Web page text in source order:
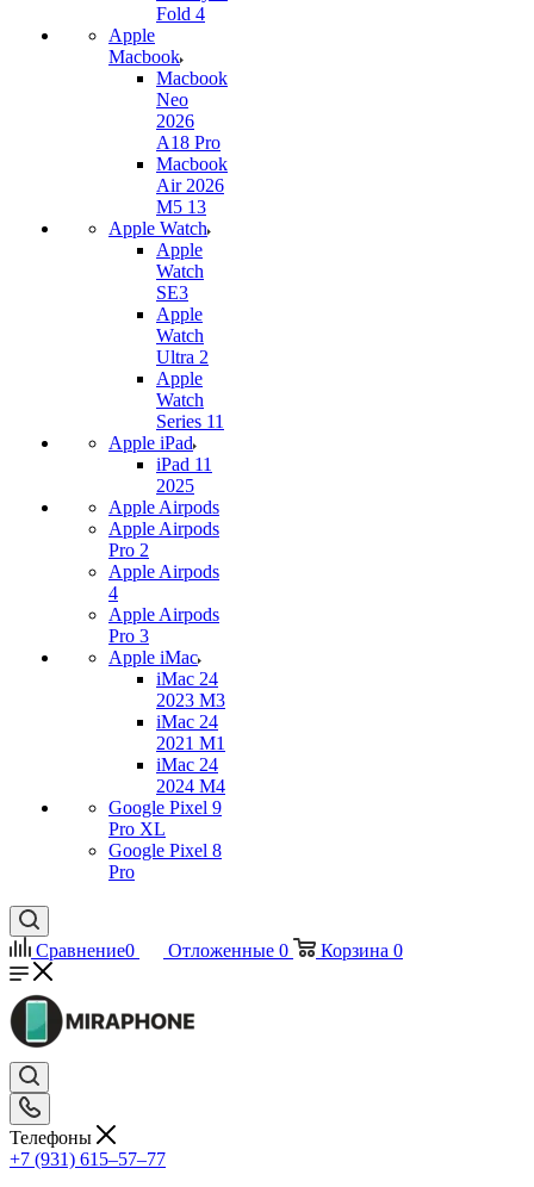
Fold 4
Apple
Macbook
Macbook
Neo
2026
A18 Pro
Macbook
Air 2026
M5 13
Apple Watch
Apple
Watch
SE3
Apple
Watch
Ultra 2
Apple
Watch
Series 11
Apple iPad
iPad 11
2025
Apple Airpods
Apple Airpods
Pro 2
Apple Airpods
4
Apple Airpods
Pro 3
Apple iMac
iMac 24
2023 M3
iMac 24
2021 M1
iMac 24
2024 M4
Google Pixel 9
Pro XL
Google Pixel 8
Pro
Сравнение0 Отложенные 0 Корзина 0
Телефоны
+7 (931) 615‒57‒77